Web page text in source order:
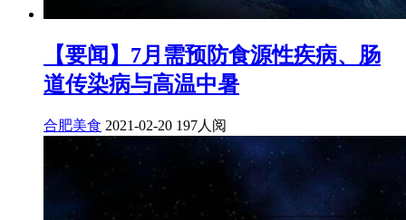
【要闻】7月需预防食源性疾病、肠
道传染病与高温中暑
合肥美食 2021-02-20 197人阅